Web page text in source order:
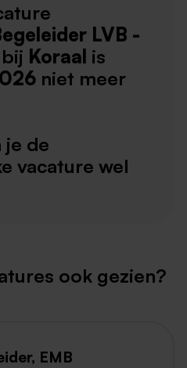
LVB -
bij Koraal is
niet meer
je de
vacature wel
ook gezien?
EMB